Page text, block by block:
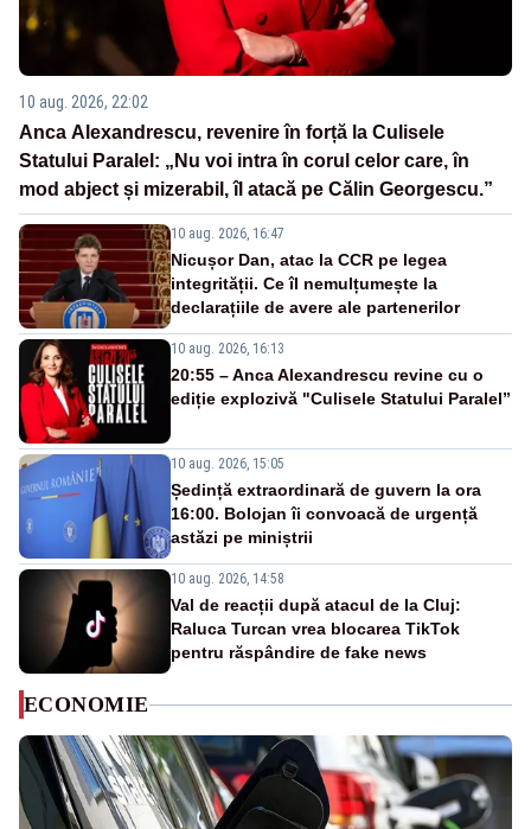
10 aug. 2026, 22:02
Anca Alexandrescu, revenire în forță la Culisele
Statului Paralel: „Nu voi intra în corul celor care, în
mod abject și mizerabil, îl atacă pe Călin Georgescu.”
10 aug. 2026, 16:47
Nicușor Dan, atac la CCR pe legea
integrității. Ce îl nemulțumește la
declarațiile de avere ale partenerilor
10 aug. 2026, 16:13
20:55 – Anca Alexandrescu revine cu o
ediție explozivă "Culisele Statului Paralel”
10 aug. 2026, 15:05
Ședință extraordinară de guvern la ora
16:00. Bolojan îi convoacă de urgență
astăzi pe miniștrii
10 aug. 2026, 14:58
Val de reacții după atacul de la Cluj:
Raluca Turcan vrea blocarea TikTok
pentru răspândire de fake news
ECONOMIE